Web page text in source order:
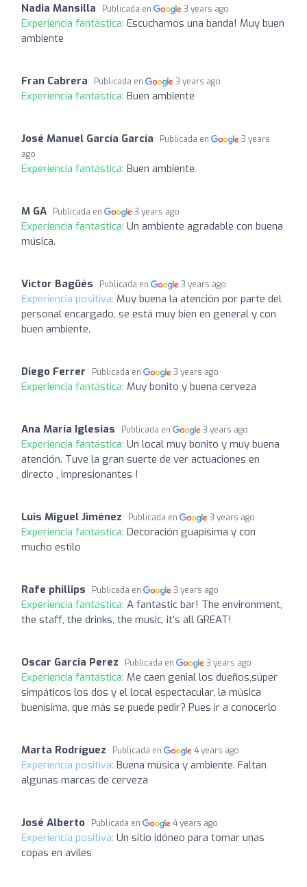
Nadia Mansilla Publicada en 3 years ago
Experiencia fantástica: Escuchamos una banda! Muy buen
ambiente
Fran Cabrera Publicada en 3 years ago
Experiencia fantástica: Buen ambiente
José Manuel García García Publicada en
3 years
ago
Experiencia fantástica: Buen ambiente
M GA Publicada en 3 years ago
Experiencia fantástica: Un ambiente agradable con buena
música.
Victor Bagüés Publicada en 3 years ago
Experiencia positiva: Muy buena la atención por parte del
personal encargado, se está muy bien en general y con
buen ambiente.
Diego Ferrer Publicada en 3 years ago
Experiencia fantástica: Muy bonito y buena cerveza
Ana María Iglesias Publicada en 3 years ago
Experiencia fantástica: Un local muy bonito y muy buena
atención. Tuve la gran suerte de ver actuaciones en
directo , impresionantes !
Luis Miguel Jiménez Publicada en 3 years ago
Experiencia fantástica: Decoración guapísima y con
mucho estilo
Rafe phillips Publicada en 3 years ago
Experiencia fantástica: A fantastic bar! The environment,
the staff, the drinks, the music, it's all GREAT!
Oscar Garcia Perez Publicada en 3 years ago
Experiencia fantástica: Me caen genial los dueños,súper
simpáticos los dos y el local espectacular, la música
buenísima, que más se puede pedir? Pues ir a conocerlo
Marta Rodríguez Publicada en 4 years ago
Experiencia positiva: Buena música y ambiente. Faltan
algunas marcas de cerveza
José Alberto Publicada en 4 years ago
Experiencia positiva: Un sitio idóneo para tomar unas
copas en aviles